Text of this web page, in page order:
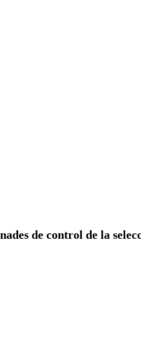
de control de la